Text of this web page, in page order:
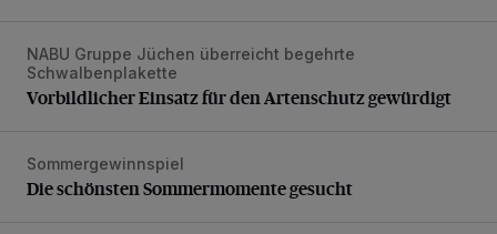
Vorbildlicher Einsatz für den Artenschutz gewürdigt
NABU Gruppe Jüchen überreicht begehrte
Schwalbenplakette
Vorbildlicher Einsatz für den Artenschutz gewürdigt
Die schönsten Sommermomente gesucht
Sommergewinnspiel
Die schönsten Sommermomente gesucht